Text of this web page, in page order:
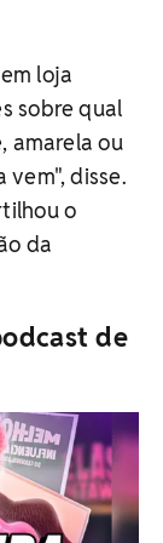
loja
sobre qual
amarela ou
vem", disse.
o
da
de